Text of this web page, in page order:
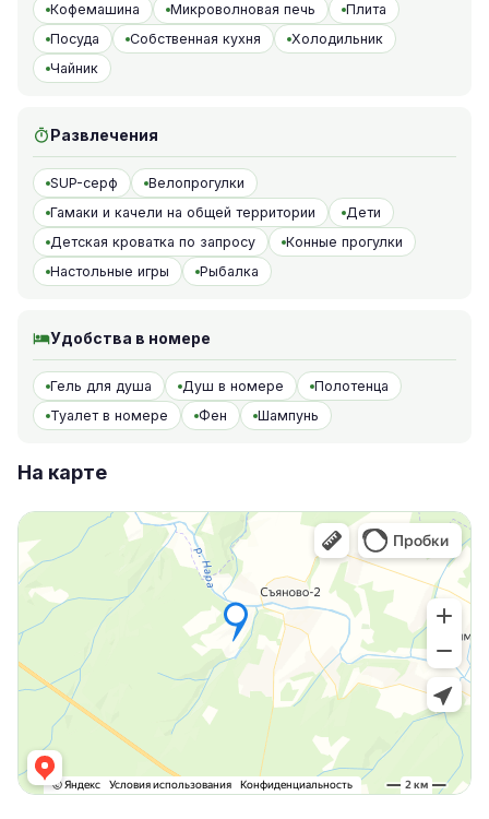
Кофемашина Микроволновая печь
Плита
Посуда
Собственная кухня
Холодильник
Чайник
Развлечения
SUP-серф
Велопрогулки
Гамаки и качели на общей территории
Дети
Детская кроватка по запросу
Конные прогулки
Настольные игры
Рыбалка
Удобства в номере
Гель для душа Душ в номере
Полотенца
Туалет в номере
Фен Шампунь
На карте